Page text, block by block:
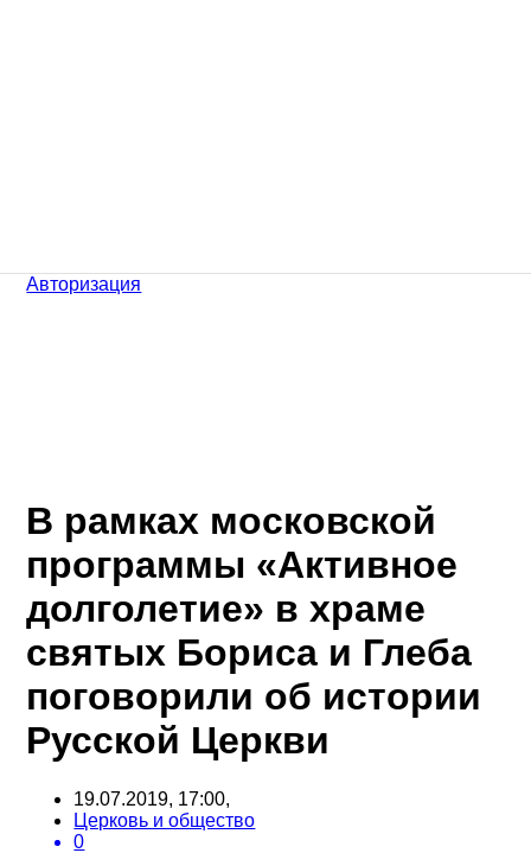
Авторизация
В рамках московской
программы «Активное
долголетие» в храме
святых Бориса и Глеба
поговорили об истории
Русской Церкви
19.07.2019, 17:00,
Церковь и общество
0